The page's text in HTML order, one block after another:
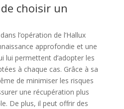
choisir un
l’opération de l’Hallux
approfondie et une
lui permettent d’adopter les
à chaque cas. Grâce à sa
de minimiser les risques
une récupération plus
De plus, il peut offrir des